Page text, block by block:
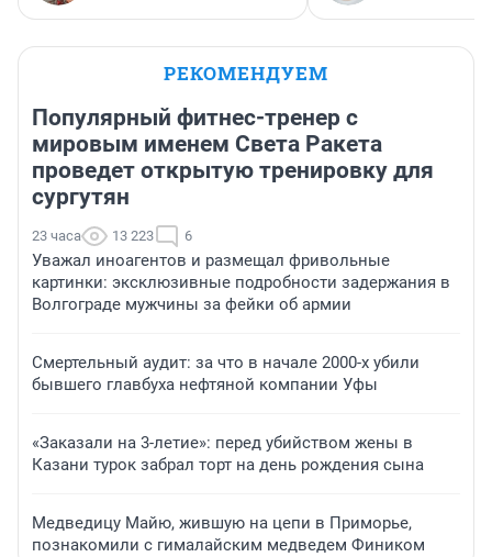
РЕКОМЕНДУЕМ
Популярный фитнес-тренер с
мировым именем Света Ракета
проведет открытую тренировку для
сургутян
23 часа 13 223 6
Уважал иноагентов и размещал фривольные
картинки: эксклюзивные подробности задержания в
Волгограде мужчины за фейки об армии
Смертельный аудит: за что в начале 2000-х убили
бывшего главбуха нефтяной компании Уфы
«Заказали на 3-летие»: перед убийством жены в
Казани турок забрал торт на день рождения сына
Медведицу Майю, жившую на цепи в Приморье,
познакомили с гималайским медведем Фиником